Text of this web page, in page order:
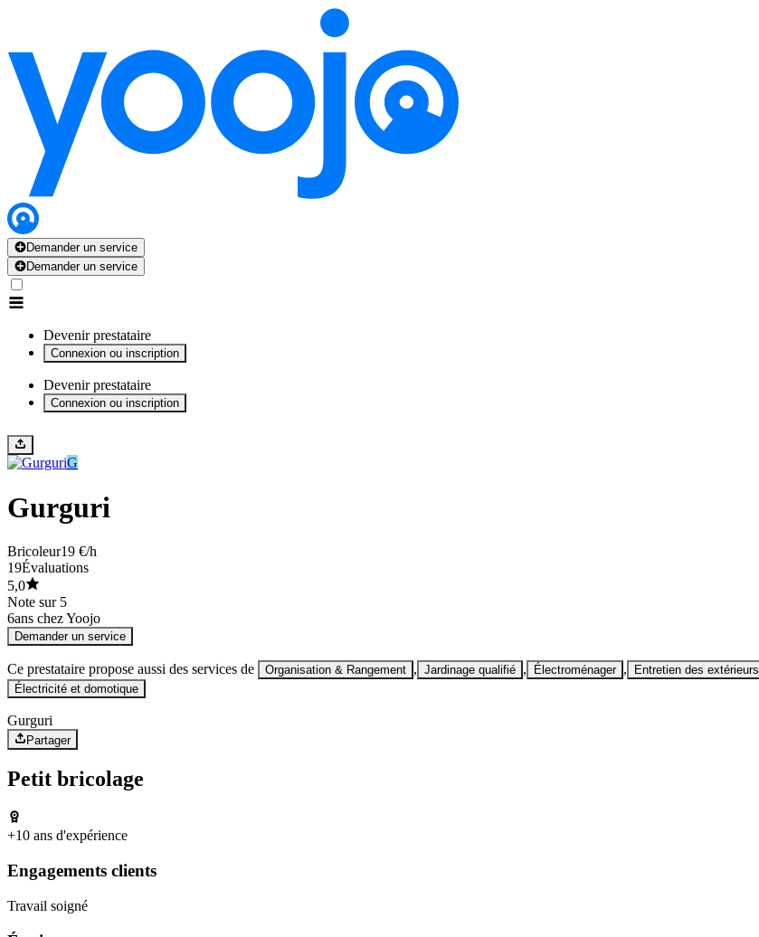
Demander un service
Demander un service
Devenir prestataire
Connexion ou inscription
Devenir prestataire
Connexion ou inscription
G
Gurguri
Bricoleur19 €/h
19Évaluations
5,0
Note sur 5
6ans chez Yoojo
Demander un service
Ce prestataire propose aussi des services de Organisation & Rangement , Jardinage qualifié , Électroménager , Entretien des extérieurs
Électricité et domotique
Gurguri
Partager
Petit bricolage
+10 ans d'expérience
Engagements clients
Travail soigné